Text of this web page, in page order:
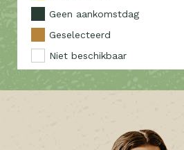
Geen aankomstdag
Geselecteerd
Niet beschikbaar